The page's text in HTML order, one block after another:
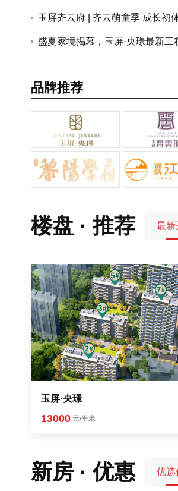
度”哲学
玉屏齐云府 | 齐云萌童季 成长初
盛夏家境揭幕，玉屏·央璟最新工
品牌推荐
楼盘 · 推荐 最新
玉屏·央璟
13000 元/平米
新房 · 优惠 优选